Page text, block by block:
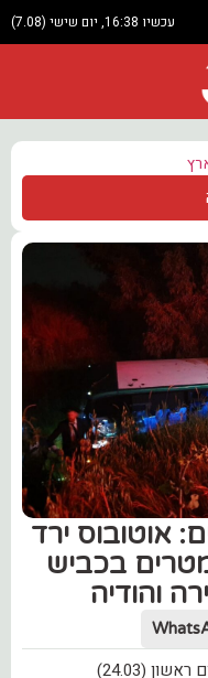
עכשיו 16:38, יום שישי (7.08)
אוטובוס ירד
בכביש